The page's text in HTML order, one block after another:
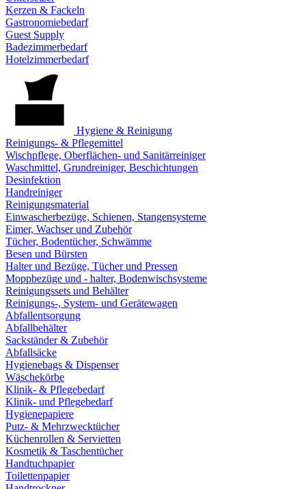
Kerzen & Fackeln
Gastronomiebedarf
Guest Supply
Badezimmerbedarf
Hotelzimmerbedarf
Hygiene & Reinigung
Reinigungs- & Pflegemittel
Wischpflege, Oberflächen- und Sanitärreiniger
Waschmittel, Grundreiniger, Beschichtungen
Desinfektion
Handreiniger
Reinigungsmaterial
Einwascherbezüge, Schienen, Stangensysteme
Eimer, Wachser und Zubehör
Tücher, Bodentücher, Schwämme
Besen und Bürsten
Halter und Bezüge, Tücher und Pressen
Moppbezüge und - halter, Bodenwischsysteme
Reinigungssets und Behälter
Reinigungs-, System- und Gerätewagen
Abfallentsorgung
Abfallbehälter
Sackständer & Zubehör
Abfallsäcke
Hygienebags & Dispenser
Wäschekörbe
Klinik- & Pflegebedarf
Klinik- und Pflegebedarf
Hygienepapiere
Putz- & Mehrzwecktücher
Küchenrollen & Servietten
Kosmetik & Taschentücher
Handtuchpapier
Toilettenpapier